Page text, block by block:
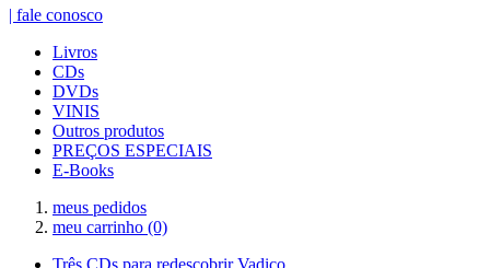
| fale conosco
Livros
CDs
DVDs
VINIS
Outros produtos
PREÇOS ESPECIAIS
E-Books
meus pedidos
meu carrinho (0)
Três CDs para redescobrir Vadico